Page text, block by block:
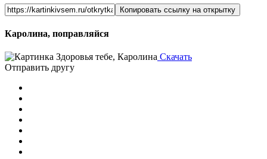
Копировать ссылку на открытку
Каролина, поправляйся
Скачать
Отправить другу